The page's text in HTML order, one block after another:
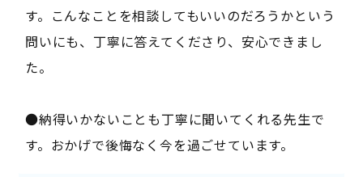
す。こんなことを相談してもいいのだろうかという
問いにも、丁寧に答えてくださり、安心できまし
た。
●納得いかないことも丁寧に聞いてくれる先生で
す。おかげで後悔なく今を過ごせています。